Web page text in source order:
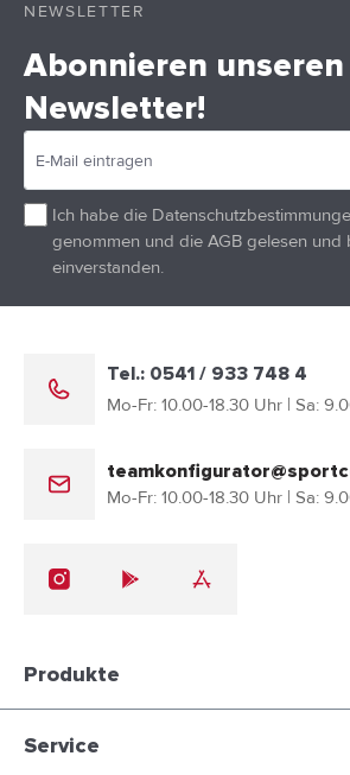
NEWSLETTER
Abonnieren unseren
Newsletter!
Ich habe die
genommen und die AGB gelesen und
einverstanden.
Tel.: 0541 / 933 748 4
Mo-Fr: 10.00-18.30 Uhr | Sa:
Mo-Fr: 10.00-18.30 Uhr | Sa:
Produkte
Service